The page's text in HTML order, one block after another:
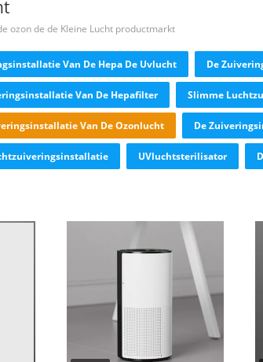
ozon de de Kleine Lucht productmarkt
Van De Hepa De Uvlucht De
Van De Hepafilter Slimme
Van De Ozonlucht De
UVluchtsterilisator